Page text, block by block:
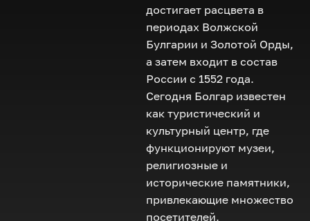
достигает расцвета в
периодах Волжской
Булгарии и Золотой Орды,
а затем входит в состав
России с 1552 года.
Сегодня Болгар известен
как туристический и
культурный центр, где
функционируют музеи,
религиозные и
исторические памятники,
привлекающие множество
посетителей.